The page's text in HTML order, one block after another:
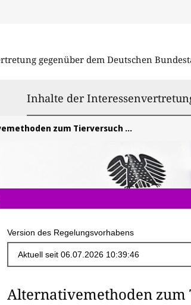
gegenüber dem Deutschen
Inhalte der
Tierversuch in der regulatorischen Produkttestung födern
Version des Regelungsvorhabens
Alternativemethoden